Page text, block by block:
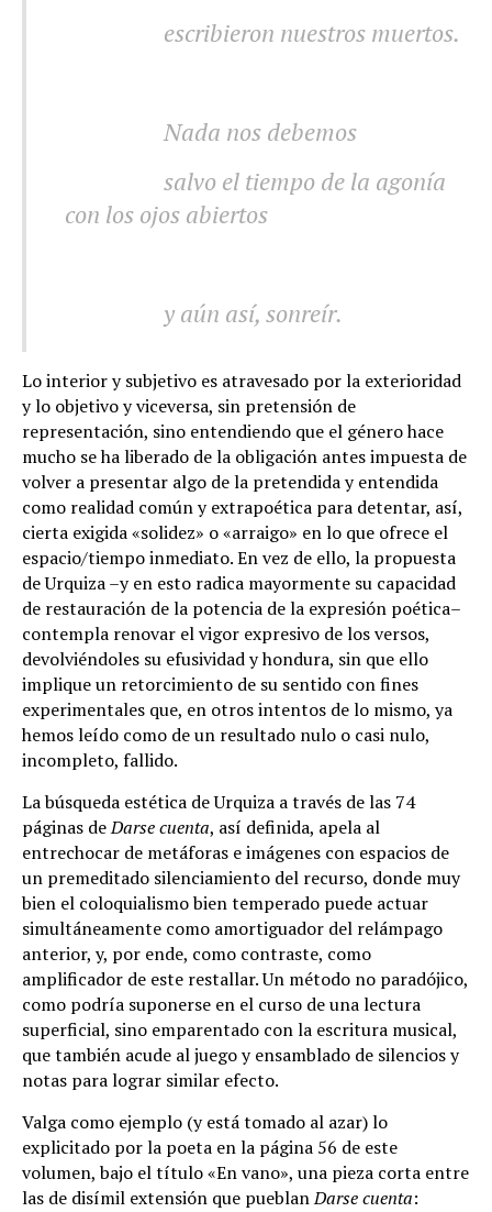
escribieron nuestros muertos.
Nada nos debemos
salvo el tiempo de la agonía
con los ojos abiertos
y aún así, sonreír.
Lo interior y subjetivo es atravesado por la exterioridad
y lo objetivo y viceversa, sin pretensión de
representación, sino entendiendo que el género hace
mucho se ha liberado de la obligación antes impuesta de
volver a presentar algo de la pretendida y entendida
como realidad común y extrapoética para detentar, así,
cierta exigida «solidez» o «arraigo» en lo que ofrece el
espacio/tiempo inmediato. En vez de ello, la propuesta
de Urquiza –y en esto radica mayormente su capacidad
de restauración de la potencia de la expresión poética–
contempla renovar el vigor expresivo de los versos,
devolviéndoles su efusividad y hondura, sin que ello
implique un retorcimiento de su sentido con fines
experimentales que, en otros intentos de lo mismo, ya
hemos leído como de un resultado nulo o casi nulo,
incompleto, fallido.
La búsqueda estética de Urquiza a través de las 74
páginas deDarse cuenta, así definida, apela al
entrechocar de metáforas e imágenes con espacios de
un premeditado silenciamiento del recurso, donde muy
bien el coloquialismo bien temperado puede actuar
simultáneamente como amortiguador del relámpago
anterior, y, por ende, como contraste, como
amplificador de este restallar. Un método no paradójico,
como podría suponerse en el curso de una lectura
superficial, sino emparentado con la escritura musical,
que también acude al juego y ensamblado de silencios y
notas para lograr similar efecto.
Valga como ejemplo (y está tomado al azar) lo
explicitado por la poeta en la página 56 de este
volumen, bajo el título «En vano», una pieza corta entre
las de disímil extensión que pueblanDarse cuenta: